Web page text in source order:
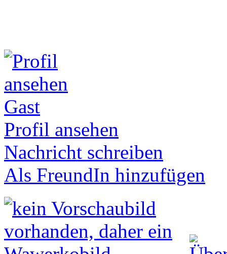
Gast
Profil ansehen
Nachricht schreiben
Als FreundIn hinzufügen